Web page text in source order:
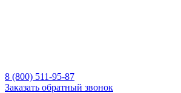
8 (800) 511-95-87
Заказать обратный звонок